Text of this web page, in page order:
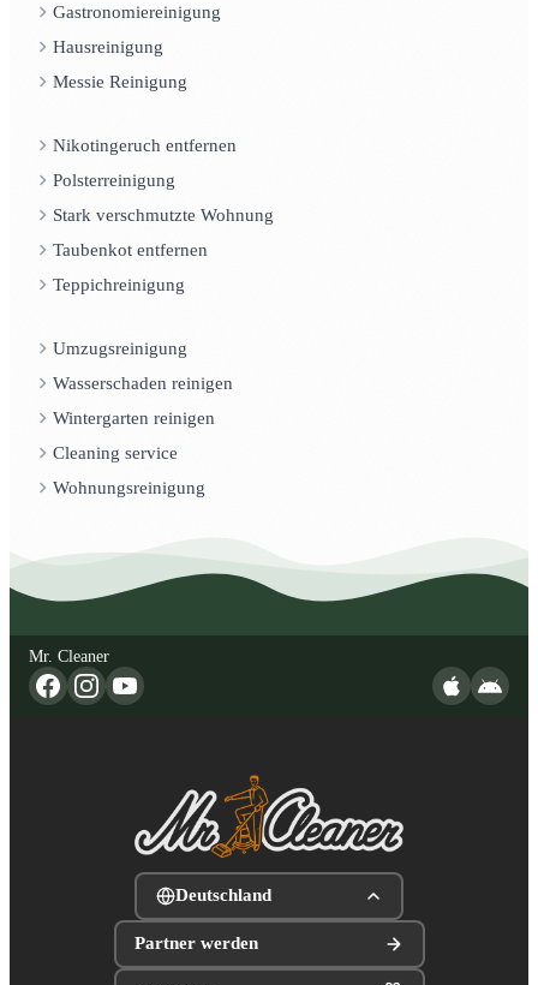
Gastronomiereinigung
Hausreinigung
Messie Reinigung
Nikotingeruch entfernen
Polsterreinigung
Stark verschmutzte Wohnung
Taubenkot entfernen
Teppichreinigung
Umzugsreinigung
Wasserschaden reinigen
Wintergarten reinigen
Cleaning service
Wohnungsreinigung
Mr. Cleaner
Deutschland
Partner werden